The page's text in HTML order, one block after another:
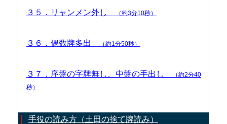
３５．リャンメン外し （約3分10秒）
３６．偶数牌多出 （約1分50秒）
３７．序盤の字牌無し、中盤の手出し
（約2分40
秒）
手役の読み方（土田の捨て牌読み）